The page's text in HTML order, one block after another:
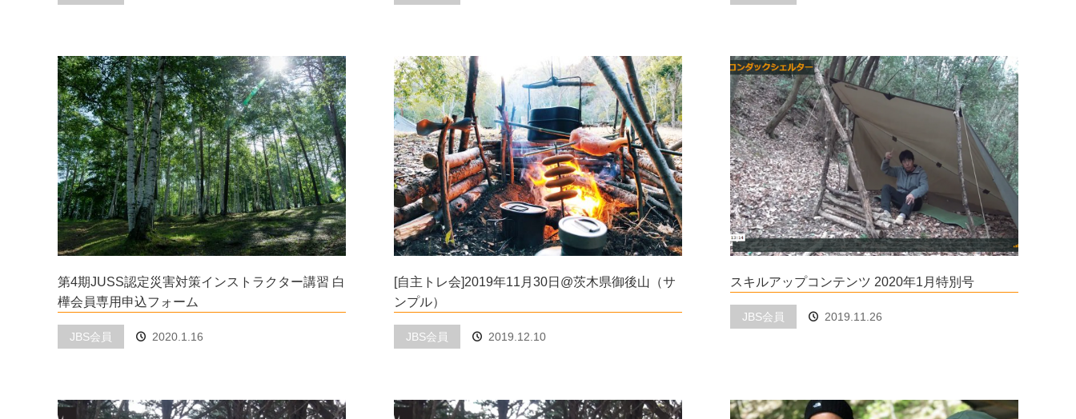
第4期JUSS認定災害対策インストラクター講習 白
樺会員専用申込フォーム
JBS会員 2020.1.16
[自主トレ会]2019年11月30日@茨木県御後山（サ
ンプル）
JBS会員 2019.12.10
スキルアップコンテンツ 2020年1月特別号
JBS会員 2019.11.26